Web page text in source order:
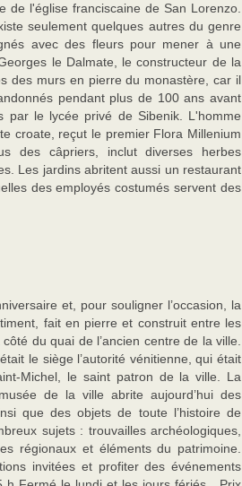
de l'église franciscaine de San Lorenzo.
seulement quelques autres du genre
avec des fleurs pour mener à une
le Dalmate, le constructeur de la
des murs en pierre du monastère, car il
pendant plus de 100 ans avant
le lycée privé de Sibenik. L'homme
croate, reçut le premier Flora Millenium
des câpriers, inclut diverses herbes
Les jardins abritent aussi un restaurant
des employés costumés servent des
et, pour souligner l’occasion, la
fait en pierre et construit entre les
du quai de l’ancien centre de la ville.
le siège l’autorité vénitienne, qui était
Michel, le saint patron de la ville. La
de la ville abrite aujourd’hui des
que des objets de toute l’histoire de
sujets : trouvailles archéologiques,
régionaux et éléments du patrimoine.
invitées et profiter des événements